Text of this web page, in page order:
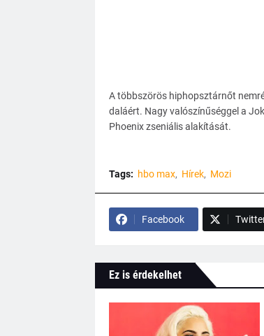
A többszörös hiphopsztárnőt
daláért. Nagy valószínűséggel a
Phoenix zseniális alakítását.
Tags: hbo max Hírek Mozi
Facebook
Ez is érdekelhet